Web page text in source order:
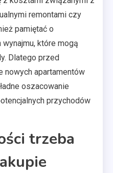
remontami czy
pamiętać o
które mogą
Dlatego przed
nowych apartamentów
oszacowanie
przychodów
trzeba